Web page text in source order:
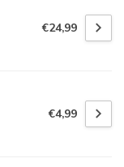
€24,99
€4,99